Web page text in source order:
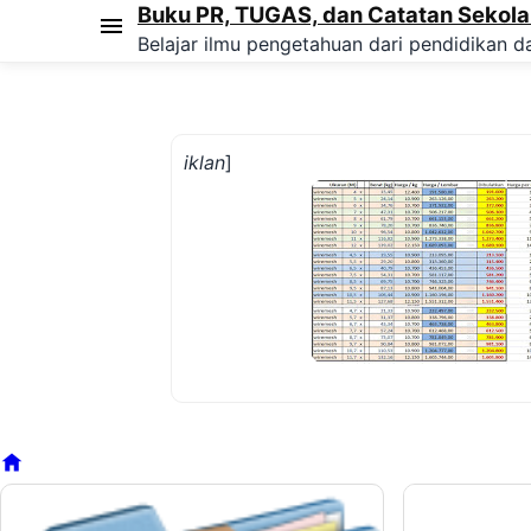
Buku PR, TUGAS, dan Catatan
Belajar ilmu pengetahuan dari pendidikan
iklan]